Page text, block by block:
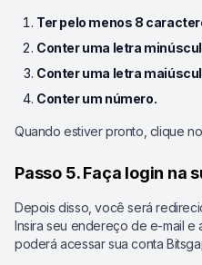
Ter pelo menos 8
Conter uma letra
Conter uma letra
Conter um número.
Quando estiver pronto, clique
Passo 5. Faça login na
Depois disso, você será
Insira seu endereço de e-mail e
poderá acessar sua conta